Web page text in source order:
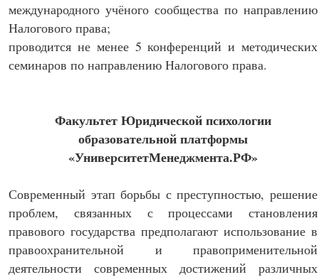
международного учёного сообщества по направлению
Налогового права;
проводится не менее 5 конференций и методических
семинаров по направлению Налогового права.
Факультет Юридической психологии
образовательной платформы
«УниверситетМенеджмента.РФ»
Современный этап борьбы с преступностью, решение
проблем, связанных с процессами становления
правового государства предполагают использование в
правоохранительной и правоприменительной
деятельности современных достижений различных